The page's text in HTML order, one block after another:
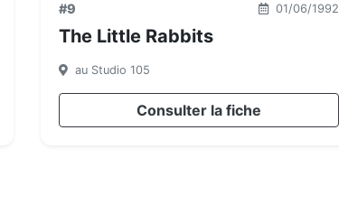
#9 01/06/1992
The Little Rabbits
au Studio 105
Consulter la fiche